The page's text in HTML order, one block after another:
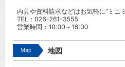
内見や資料請求などはお気軽に”ミニ
TEL： 026-261-3555
営業時間：10:00～18:00
Map 地図